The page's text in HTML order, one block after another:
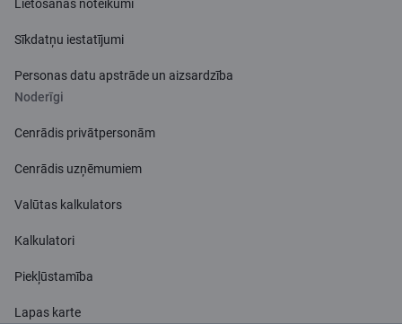
Lietošanas noteikumi
Sīkdatņu iestatījumi
Personas datu apstrāde un aizsardzība
Noderīgi
Cenrādis privātpersonām
Cenrādis uzņēmumiem
Valūtas kalkulators
Kalkulatori
Piekļūstamība
Lapas karte